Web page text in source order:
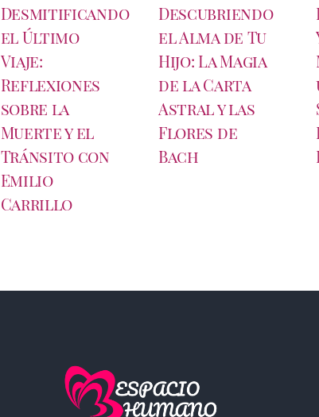
Desmitificando
el Último
Viaje:
Reflexiones
sobre la
Muerte y el
Tránsito con
Emilio
Carrillo
Descubriendo
el Alma de Tu
Hijo: La Magia
de la Carta
Astral y las
Flores de
Bach